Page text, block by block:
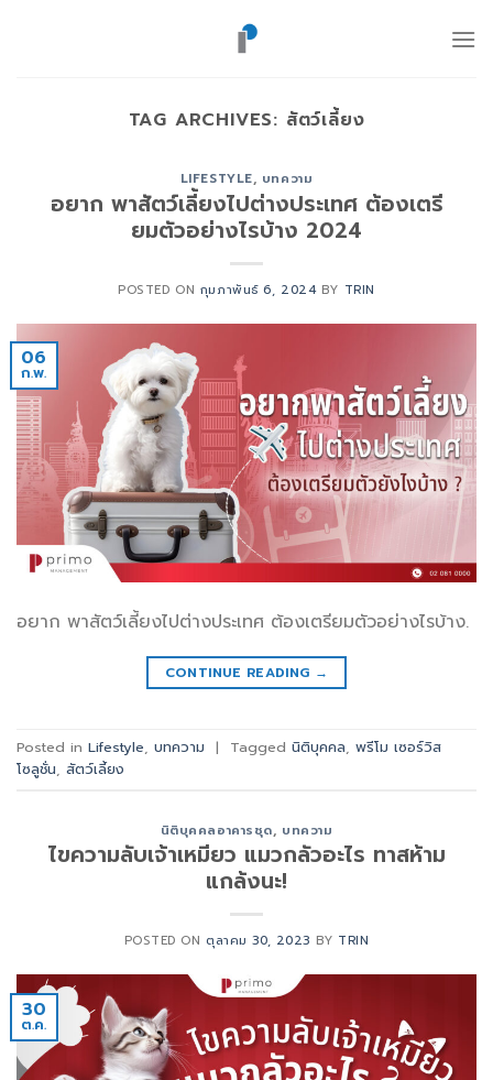
TAG ARCHIVES: สัตว์เลี้ยง
LIFESTYLE, บทความ
อยาก พาสัตว์เลี้ยงไปต่างประเทศ ต้องเตรี
ยมตัวอย่างไรบ้าง 2024
POSTED ON กุมภาพันธ์ 6, 2024 BY TRIN
06
ก.พ.
อยาก พาสัตว์เลี้ยงไปต่างประเทศ ต้องเตรียมตัวอย่างไรบ้าง.
CONTINUE READING →
Posted in Lifestyle, บทความ | Tagged นิติบุคคล, พรีโม เซอร์วิส
โซลูชั่น, สัตว์เลี้ยง
นิติบุคคลอาคารชุด, บทความ
ไขความลับเจ้าเหมียว แมวกลัวอะไร ทาสห้าม
แกล้งนะ!
POSTED ON ตุลาคม 30, 2023 BY TRIN
30
ต.ค.